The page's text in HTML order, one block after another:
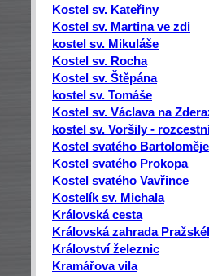
Kostel sv. Kateřiny
Kostel sv. Martina ve zdi
kostel sv. Mikuláše
Kostel sv. Rocha
Kostel sv. Štěpána
kostel sv. Tomáše
Kostel sv. Václava na
kostel sv. Voršily -
Kostel svatého
Kostel svatého Prokopa
Kostel svatého Vavřince
Kostelík sv. Michala
Královská cesta
Královská zahrada
Království železnic
Kramářova vila